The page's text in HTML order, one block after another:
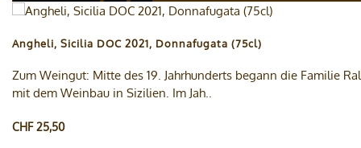
Angheli, Sicilia DOC 2021, Donnafugata (75cl)
Zum Weingut: Mitte des 19. Jahrhunderts begann die Familie
mit dem Weinbau in Sizilien. Im Jah..
CHF 25,50